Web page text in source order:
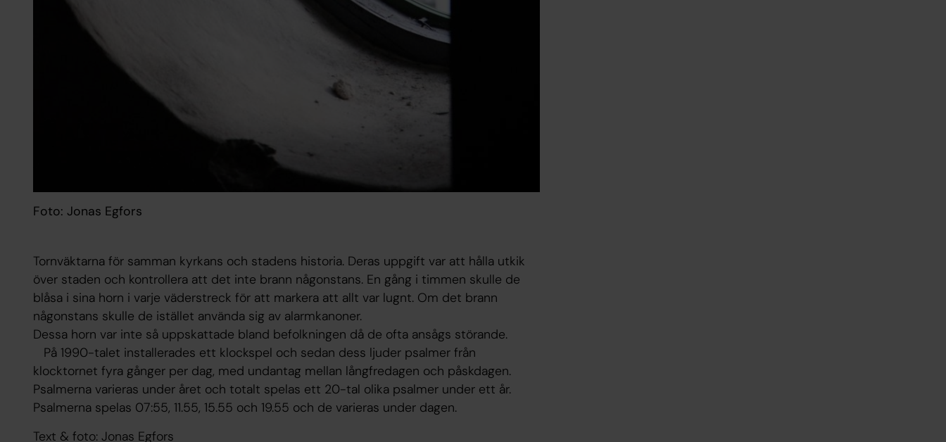
Foto: Jonas Egfors
Tornväktarna för samman kyrkans och stadens historia. Deras uppgift var att hålla utkik
över staden och kontrollera att det inte brann någonstans. En gång i timmen skulle de
blåsa i sina horn i varje väderstreck för att markera att allt var lugnt. Om det brann
någonstans skulle de istället använda sig av alarmkanoner.
Dessa horn var inte så uppskattade bland befolkningen då de ofta ansågs störande.
På 1990-talet installerades ett klockspel och sedan dess ljuder psalmer från
klocktornet fyra gånger per dag, med undantag mellan långfredagen och påskdagen.
Psalmerna varieras under året och totalt spelas ett 20-tal olika psalmer under ett år.
Psalmerna spelas 07:55, 11.55, 15.55 och 19.55 och de varieras under dagen.
Text & foto: Jonas Egfors